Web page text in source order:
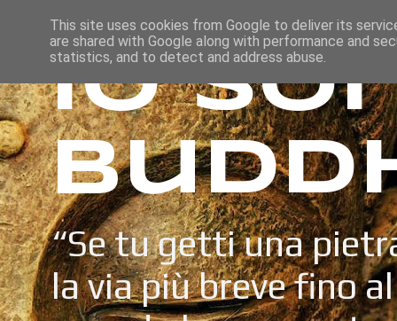
Io
“Se tu getti una
la via più breve fino
This site uses cookies from Google to deliver its
are shared with Google along with performance and
statistics, and to detect and address abuse.